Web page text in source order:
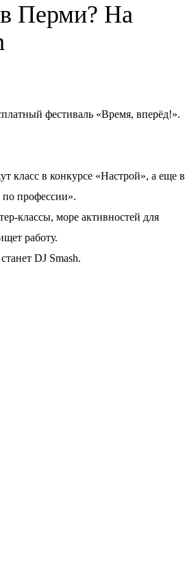
в Перми? На
фестиваль «Время, вперёд!».
класс в конкурсе «Настрой», а еще в
профессии».
классы, море активностей для
работу.
DJ Smash.